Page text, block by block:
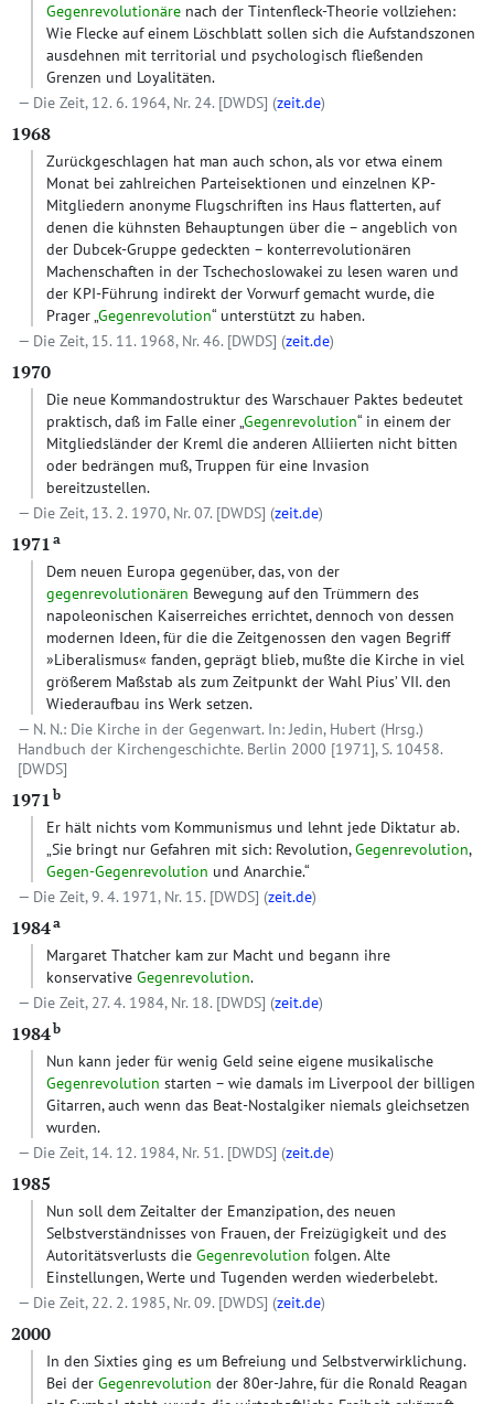
Gegenrevolutionäre nach der Tintenfleck-Theorie vollziehen:
Wie Flecke auf einem Löschblatt sollen sich die Aufstandszonen
ausdehnen mit territorial und psychologisch fließenden
Grenzen und Loyalitäten.
Die Zeit, 12. 6. 1964, Nr. 24. [DWDS] (zeit.de)
1968
Zurückgeschlagen hat man auch schon, als vor etwa einem
Monat bei zahlreichen Parteisektionen und einzelnen KP-
Mitgliedern anonyme Flugschriften ins Haus flatterten, auf
denen die kühnsten Behauptungen über die – angeblich von
der Dubcek-Gruppe gedeckten – konterrevolutionären
Machenschaften in der Tschechoslowakei zu lesen waren und
der KPI-Führung indirekt der Vorwurf gemacht wurde, die
Prager „Gegenrevolution“ unterstützt zu haben.
Die Zeit, 15. 11. 1968, Nr. 46. [DWDS] (zeit.de)
1970
Die neue Kommandostruktur des Warschauer Paktes bedeutet
praktisch, daß im Falle einer „Gegenrevolution“ in einem der
Mitgliedsländer der Kreml die anderen Alliierten nicht bitten
oder bedrängen muß, Truppen für eine Invasion
bereitzustellen.
Die Zeit, 13. 2. 1970, Nr. 07. [DWDS] (zeit.de)
1971 a
Dem neuen Europa gegenüber, das, von der
gegenrevolutionären Bewegung auf den Trümmern des
napoleonischen Kaiserreiches errichtet, dennoch von dessen
modernen Ideen, für die die Zeitgenossen den vagen Begriff
»Liberalismus« fanden, geprägt blieb, mußte die Kirche in viel
größerem Maßstab als zum Zeitpunkt der Wahl Pius’ VII. den
Wiederaufbau ins Werk setzen.
N. N.: Die Kirche in der Gegenwart. In: Jedin, Hubert (Hrsg.)
Handbuch der Kirchengeschichte. Berlin 2000 [1971], S. 10458.
[DWDS]
1971 b
Er hält nichts vom Kommunismus und lehnt jede Diktatur ab.
„Sie bringt nur Gefahren mit sich: Revolution,Gegenrevolution,
Gegen-Gegenrevolution und Anarchie.“
Die Zeit, 9. 4. 1971, Nr. 15. [DWDS] (zeit.de)
1984a
Margaret Thatcher kam zur Macht und begann ihre
konservative Gegenrevolution.
Die Zeit, 27. 4. 1984, Nr. 18. [DWDS] (zeit.de)
1984b
Nun kann jeder für wenig Geld seine eigene musikalische
Gegenrevolution starten – wie damals im Liverpool der billigen
Gitarren, auch wenn das Beat-Nostalgiker niemals gleichsetzen
wurden.
Die Zeit, 14. 12. 1984, Nr. 51. [DWDS] (zeit.de)
1985
Nun soll dem Zeitalter der Emanzipation, des neuen
Selbstverständnisses von Frauen, der Freizügigkeit und des
Autoritätsverlusts die Gegenrevolution folgen. Alte
Einstellungen, Werte und Tugenden werden wiederbelebt.
Die Zeit, 22. 2. 1985, Nr. 09. [DWDS] (zeit.de)
2000
In den Sixties ging es um Befreiung und Selbstverwirklichung.
Bei der Gegenrevolution der 80er-Jahre, für die Ronald Reagan